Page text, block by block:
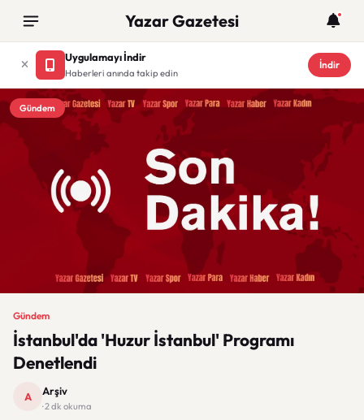
Yazar Gazetesi
Uygulamayı İndir
Haberleri anında takip edin
İndir
Gündem
Gündem
İstanbul'da 'Huzur İstanbul' Programı
Denetlendi
A Arşiv
· 2 dk okuma